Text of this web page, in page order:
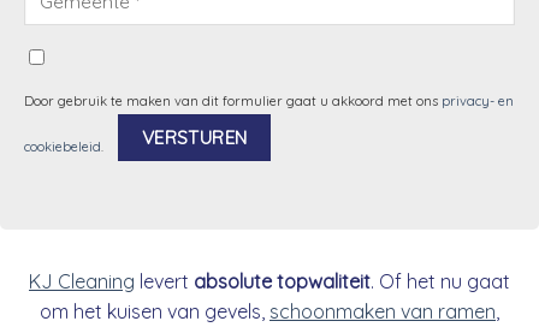
Door gebruik te maken van dit formulier gaat u akkoord met ons privacy- en
cookiebeleid.
KJ Cleaning levert absolute topwaliteit. Of het nu gaat
om het kuisen van gevels, schoonmaken van ramen